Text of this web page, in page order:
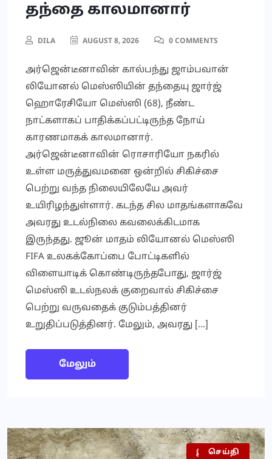
தந்தை காலமானார்
DILA AUGUST 8, 2026 0 COMMENTS
அர்ஜென்டீனாவின் கால்பந்து ஜாம்பவான்
லியோனல் மெஸ்ஸியின் தந்தையு ஜார்ஜ்
ஹொரேசியோ மெஸ்ஸி (68), நீண்ட
நாட்களாகப் பாதிக்கப்பட்டிருந்த நோய்
காரணமாகக் காலமானார்.
அர்ஜென்டீனாவின் ரொசாரியோ நகரில்
உள்ள மருத்துவமனை ஒன்றில் சிகிச்சை
பெற்று வந்த நிலையிலேயே அவர்
உயிரிழந்துள்ளார். கடந்த சில மாதங்களாகவே
அவரது உடல்நிலை கவலைக்கிடமாக
இருந்தது. ஜூன் மாதம் லியோனல் மெஸ்ஸி
FIFA உலகக்கோப்பை போட்டிகளில்
விளையாடிக் கொண்டிருந்தபோது, ஜார்ஜ்
மெஸ்ஸி உடல்நலக் குறைவால் சிகிச்சை
பெற்று வருவதைக் குடும்பத்தினர்
உறுதிப்படுத்தினர். மேலும், அவரது […]
மேலும்
இலங்கை
செய்தி